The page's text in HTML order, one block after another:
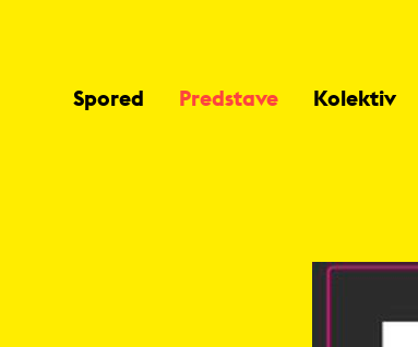
Spored Predstave Kolektiv